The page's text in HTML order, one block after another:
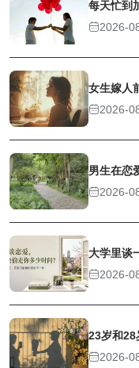
每天忙到
2026-
女生嫁人
2026-
男生在恋
2026-
大学里谈
2026-
23岁和28
2026-